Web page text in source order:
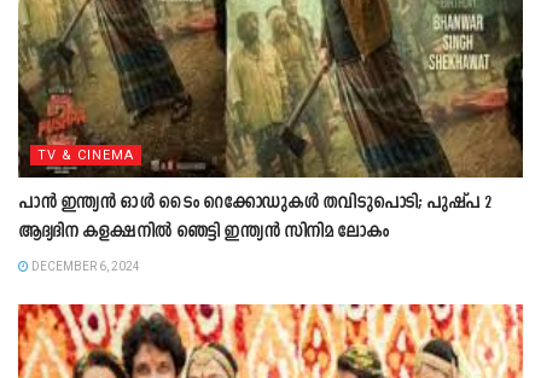
TV & CINEMA
പാന്‍ ഇന്ത്യന്‍ ഓള്‍ ടൈം റെക്കോഡുകള്‍ തവിടുപൊടി; പുഷ്പ 2
ആദ്യദിന കളക്ഷനില്‍ ഞെട്ടി ഇന്ത്യന്‍ സിനിമ ലോകം
DECEMBER 6, 2024